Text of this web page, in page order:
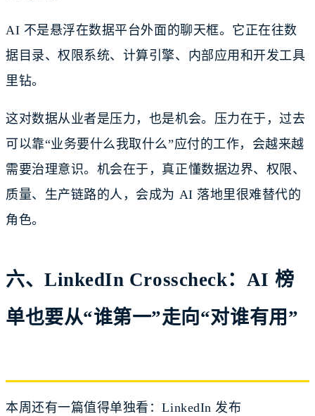
AI 不是悬浮在数据平台外面的聊天框。它正在往数
据目录、权限系统、计算引擎、内部应用和开发工具
里钻。
这对数据从业者是压力，也是机会。压力在于，过去
可以靠“业务要什么我取什么”应付的工作，会越来越
需要治理意识。机会在于，真正懂数据边界、权限、
质量、生产链路的人，会成为 AI 落地里很难替代的
角色。
六、LinkedIn Crosscheck：AI 榜
单也要从“谁第一”走向“对谁有用”
本周还有一篇值得单独看：LinkedIn 发布